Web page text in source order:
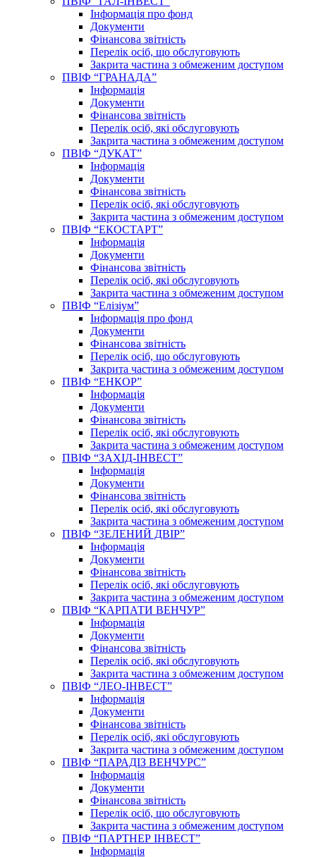
Інформація про фонд
Документи
Фінансова звітність
Перелік осіб, що обслуговують
Закрита частина з обмеженим доступом
ПВІФ “ГРАНАДА”
Інформація
Документи
Фінансова звітність
Перелік осіб, які обслуговують
Закрита частина з обмеженим доступом
ПВІФ “ДУКАТ”
Інформація
Документи
Фінансова звітність
Перелік осіб, які обслуговують
Закрита частина з обмеженим доступом
ПВІФ “ЕКОСТАРТ”
Інформація
Документи
Фінансова звітність
Перелік осіб, які обслуговують
Закрита частина з обмеженим доступом
ПВІФ “Елізіум”
Інформація про фонд
Документи
Фінансова звітність
Перелік осіб, що обслуговують
Закрита частина з обмеженим доступом
ПВІФ “ЕНКОР”
Інформація
Документи
Фінансова звітність
Перелік осіб, які обслуговують
Закрита частина з обмеженим доступом
ПВІФ “ЗАХІД-ІНВЕСТ”
Інформація
Документи
Фінансова звітність
Перелік осіб, які обслуговують
Закрита частина з обмеженим доступом
ПВІФ “ЗЕЛЕНИЙ ДВІР”
Інформація
Документи
Фінансова звітність
Перелік осіб, які обслуговують
Закрита частина з обмеженим доступом
ПВІФ “КАРПАТИ ВЕНЧУР”
Інформація
Документи
Фінансова звітність
Перелік осіб, які обслуговують
Закрита частина з обмеженим доступом
ПВІФ “ЛЕО-ІНВЕСТ”
Інформація
Документи
Фінансова звітність
Перелік осіб, які обслуговують
Закрита частина з обмеженим доступом
ПВІФ “ПАРАДІЗ ВЕНЧУРС”
Інформація
Документи
Фінансова звітність
Перелік осіб, що обслуговують
Закрита частина з обмеженим доступом
ПВІФ “ПАРТНЕР ІНВЕСТ”
Інформація